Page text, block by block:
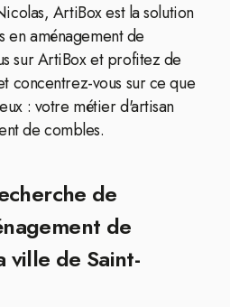
ArtiBox est la solution
en aménagement de
sur ArtiBox et profitez de
concentrez-vous sur ce que
: votre métier d'artisan
de combles.
de
de
ville de Saint-